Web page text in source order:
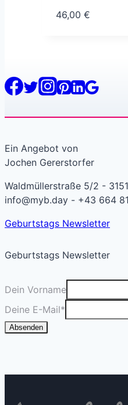
46,00 €
Ein Angebot von
Jochen Gererstorfer
Waldmüllerstraße 5/2 -
info@myb.day - +43 664
Geburtstags Newsletter
Geburtstags Newsletter
Dein Vorname
Deine E-Mail*
Absenden